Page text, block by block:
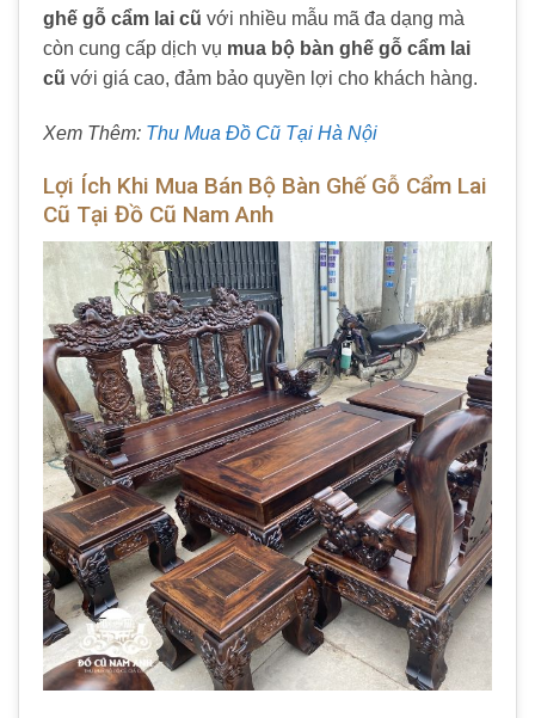
ghế gỗ cẩm lai cũ với nhiều mẫu mã đa dạng mà
còn cung cấp dịch vụ mua bộ bàn ghế gỗ cẩm lai
cũ với giá cao, đảm bảo quyền lợi cho khách hàng.
Xem Thêm: Thu Mua Đồ Cũ Tại Hà Nội
Lợi Ích Khi Mua Bán Bộ Bàn Ghế Gỗ Cẩm Lai
Cũ Tại Đồ Cũ Nam Anh